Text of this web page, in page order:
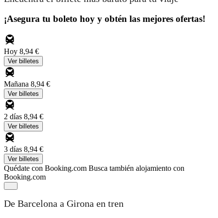
¡Asegura tu boleto hoy y obtén las mejores ofertas!
Hoy 8,94 €
Ver billetes
Mañana 8,94 €
Ver billetes
2 días 8,94 €
Ver billetes
3 días 8,94 €
Ver billetes
Quédate con Booking.com Busca también alojamiento con
Booking.com
De Barcelona a Girona en tren